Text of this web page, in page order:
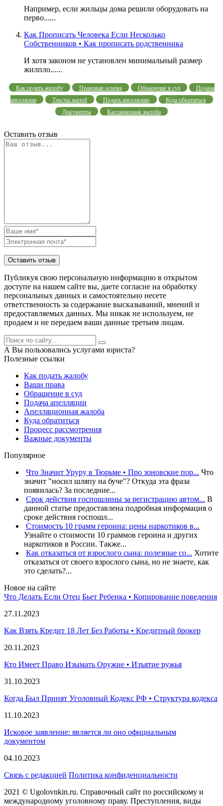
Например, если жильцы дома решили оборудовать на
перво......
Как Прописать Человека Если Несколько
Собственников • Как прописать родственника
И хотя законом не установлен минимальный размер
жилпло......
Как подать жалобу Правовая основа Обращение в суд
Подача
апелляции
Тексты жалоб Подать апелляцию
Куда обратиться
Документы
Кассационная жалоба
Оставить отзыв
Публикуя свою персональную информацию в открытом
доступе на нашем сайте вы, даете согласие на обработку
персональных данных и самостоятельно несете
ответственность за содержание высказываний, мнений и
предоставляемых данных. Мы никак не используем, не
продаем и не передаем ваши данные третьим лицам.
А Вы пользовались услугами юриста?
Полезные ссылки
Как подать жалобу
Ваши права
Обращение в суд
Подача апелляции
Апелляционная жалоба
Куда обратиться
Процесс рассмотрения
Важные документы
Популярное
Что Значит Уруру в Тюрьме • Про зоновские пор... Что
значит "носил шляпу на буче"? Откуда эта фраза
появилась? За последние...
Срок действия госпошлины за регистрацию автом... В
данной статье предоставлена подробная информация о
сроке действия госпошл...
Стоимость 10 грамм героина: цены наркотиков в...
Узнайте о стоимости 10 граммов героина и других
наркотиков в России. Также...
Как отказаться от взрослого сына: полезные со... Хотите
отказаться от своего взрослого сына, но не знаете, как
это сделать?...
Новое на сайте
Что Делать Если Отец Бьет Ребенка • Копирование поведения
27.11.2023
Как Взять Кредит 18 Лет Без Работы • Кредитный брокер
20.11.2023
Кто Имеет Право Изымать Оружие • Изъятие ружья
31.10.2023
Когда Был Принят Уголовный Кодекс РФ • Структура кодекса
11.10.2023
Исковое заявление: является ли оно официальным
документом
04.10.2023
Связь с редакцией Политика конфиденциальности
2021 © Ugolovnkin.ru. Справочный сайт по российскому и
международному уголовному праву. Преступления, виды